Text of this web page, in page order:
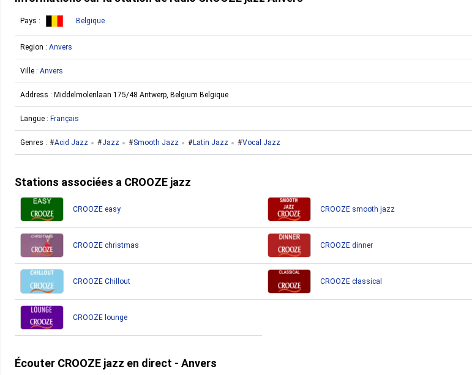
Pays : Belgique
Region : Anvers
Ville : Anvers
Address : Middelmolenlaan 175/48 Antwerp, Belgium Belgique
Langue : Français
Genres : Acid Jazz Jazz Smooth Jazz Latin Jazz Vocal Jazz
Stations associées a CROOZE jazz
CROOZE easy CROOZE smooth jazz
CROOZE christmas CROOZE dinner
CROOZE Chillout CROOZE classical
CROOZE lounge
Écouter CROOZE jazz en direct - Anvers